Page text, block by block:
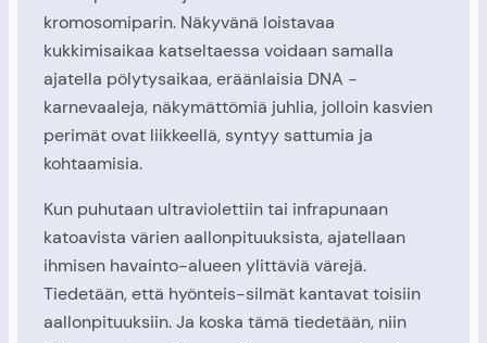
kromosomiparin. Näkyvänä loistavaa
kukkimisaikaa katseltaessa voidaan samalla
ajatella pölytysaikaa, eräänlaisia DNA -
karnevaaleja, näkymättömiä juhlia, jolloin kasvien
perimät ovat liikkeellä, syntyy sattumia ja
kohtaamisia.
Kun puhutaan ultraviolettiin tai infrapunaan
katoavista värien aallonpituuksista, ajatellaan
ihmisen havainto-alueen ylittäviä värejä.
Tiedetään, että hyönteis-silmät kantavat toisiin
aallonpituuksiin. Ja koska tämä tiedetään, niin